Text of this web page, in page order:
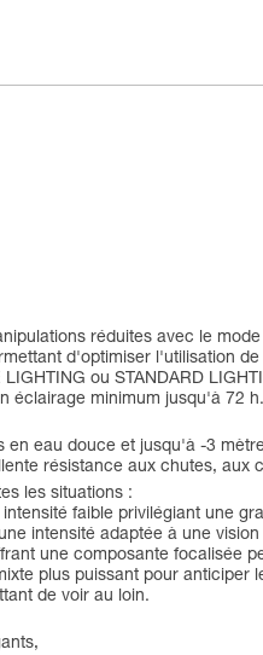
réduites avec le
d'optimiser l'utilisation de
ou STANDARD
éclairage minimum jusqu'à 72 h.
eau douce et jusqu'à -3
résistance aux chutes, aux
les situations :
faible privilégiant une
intensité adaptée à une
une composante focalisée
plus puissant pour anticiper
de voir au loin.